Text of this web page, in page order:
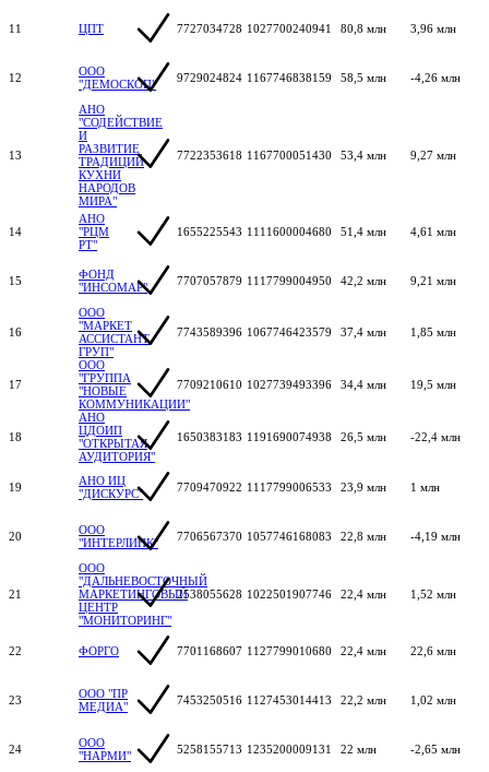
11 ЦПТ 7727034728 1027700240941 80,8 млн 3,96 млн
12
ООО
"ДЕМОСКОП"
9729024824 1167746838159 58,5 млн -4,26 млн
13
АНО
"СОДЕЙСТВИЕ
И
РАЗВИТИЕ
ТРАДИЦИЙ
КУХНИ
НАРОДОВ
МИРА"
7722353618 1167700051430 53,4 млн 9,27 млн
14
АНО
"РЦМ
РТ"
1655225543 1111600004680 51,4 млн 4,61 млн
15
ФОНД
"ИНСОМАР"
7707057879 1117799004950 42,2 млн 9,21 млн
16
ООО
"МАРКЕТ
АССИСТАНТ
ГРУП"
7743589396 1067746423579 37,4 млн 1,85 млн
17
ООО
"ГРУППА
"НОВЫЕ
КОММУНИКАЦИИ"
7709210610 1027739493396 34,4 млн 19,5 млн
18
АНО
ЦДОИП
"ОТКРЫТАЯ
АУДИТОРИЯ"
1650383183 1191690074938 26,5 млн -22,4 млн
19
АНО ИЦ
"ДИСКУРС"
7709470922 1117799006533 23,9 млн 1 млн
20
ООО
"ИНТЕРЛИНК"
7706567370 1057746168083 22,8 млн -4,19 млн
21
ООО
"ДАЛЬНЕВОСТОЧНЫЙ
МАРКЕТИНГОВЫЙ
ЦЕНТР
"МОНИТОРИНГ"
2538055628 1022501907746 22,4 млн 1,52 млн
22 ФОРГО 7701168607 1127799010680 22,4 млн 22,6 млн
23
ООО "ПР
МЕДИА"
7453250516 1127453014413 22,2 млн 1,02 млн
24
ООО
"НАРМИ"
5258155713 1235200009131 22 млн -2,65 млн